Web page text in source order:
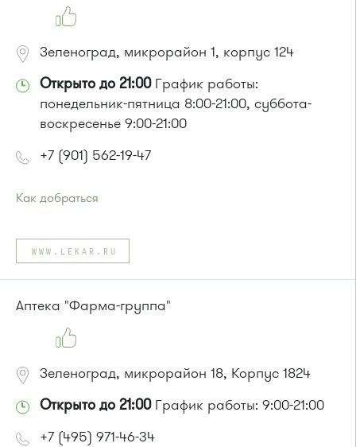
Зеленоград, микрорайон 1, корпус 124
Открыто до 21:00График работы:
понедельник-пятница 8:00-21:00, суббота-
воскресенье 9:00-21:00
+7 (901) 562-19-47
Как добраться
Автобусы № 1, 3, 6, 7, 8, 10, 11, 12, 32, 29.
Маршрутка № 408м, 476м, 720м, 900, 903
или до остановки"Кинотеатр "Электрон"":
Маршрутка № 408м, 476м, 720м, 900, 903
WWW.LEKAR.RU
Аптека "Фарма-группа"
Зеленоград, микрорайон 18, Корпус 1824
Открыто до 21:00График работы: 9:00-21:00
+7 (495) 971-46-34